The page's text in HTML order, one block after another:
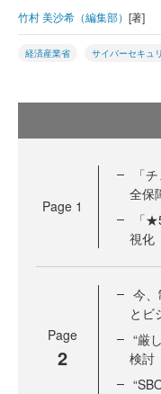
竹村 美沙希（編集部） [著]
経済産業省 サイバーセキュ
Page 1
「
全保
「
視化
Page
2
今
とビ
“厳
検討